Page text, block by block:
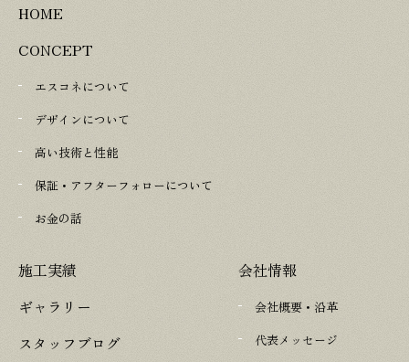
HOME
CONCEPT
エスコネについて
デザインについて
高い技術と性能
保証・アフターフォローについて
お金の話
施工実績
ギャラリー
スタッフブログ
会社情報
会社概要・沿革
代表メッセージ